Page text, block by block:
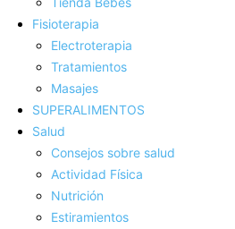
Fisioterapia
Electroterapia
Tratamientos
Masajes
SUPERALIMENTOS
Salud
Consejos sobre salud
Actividad Fí­sica
Nutrición
Estiramientos